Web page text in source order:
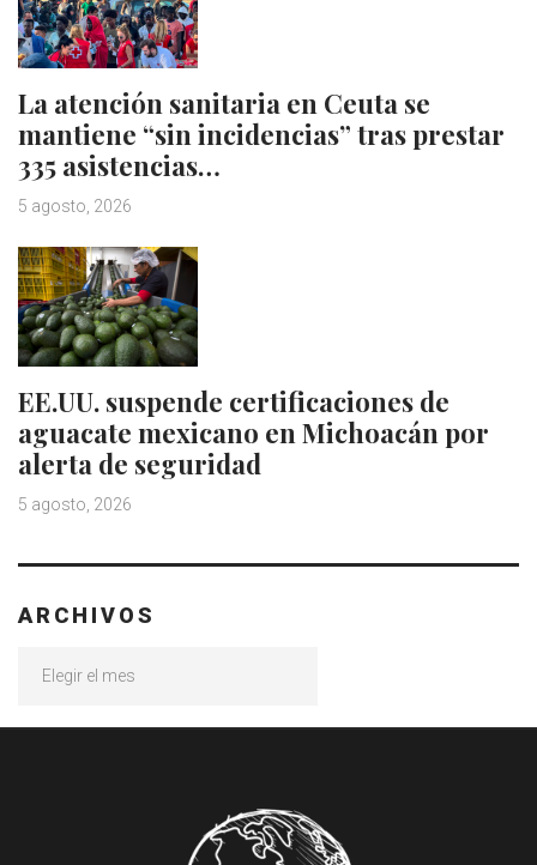
La atención sanitaria en Ceuta se
mantiene “sin incidencias” tras prestar
335 asistencias…
5 agosto, 2026
EE.UU. suspende certificaciones de
aguacate mexicano en Michoacán por
alerta de seguridad
5 agosto, 2026
ARCHIVOS